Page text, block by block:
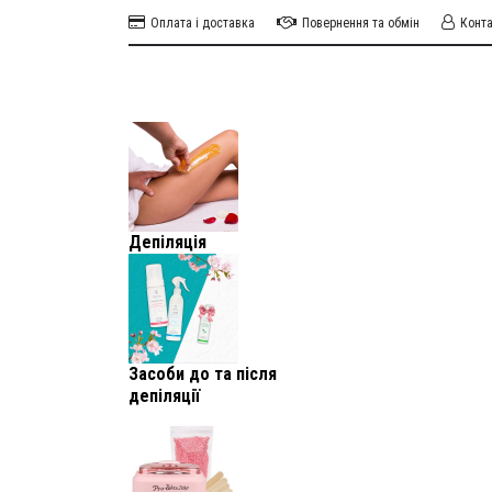
Оплата і доставка Повернення та обмін
Депіляція
Засоби до та після
депіляції